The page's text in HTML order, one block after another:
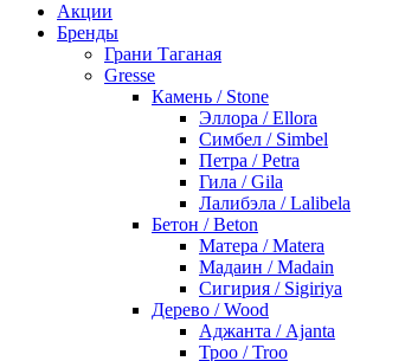
Акции
Бренды
Грани Таганая
Gresse
Камень / Stone
Эллора / Ellora
Симбел / Simbel
Петра / Petra
Гила / Gila
Лалибэла / Lalibela
Бетон / Beton
Матера / Matera
Мадаин / Madain
Сигирия / Sigiriya
Дерево / Wood
Аджанта / Ajanta
Троо / Troo